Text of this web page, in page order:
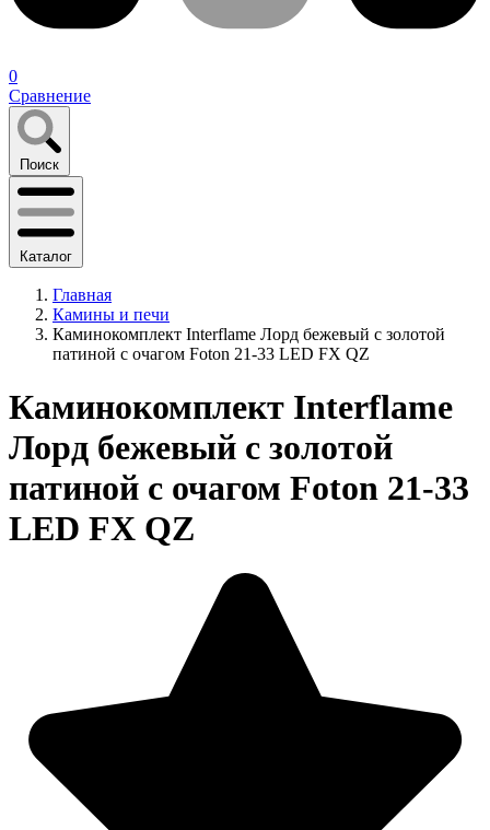
0
Сравнение
Поиск
Каталог
Главная
Камины и печи
Каминокомплект Interflame Лорд бежевый с золотой
патиной с очагом Foton 21-33 LED FX QZ
Каминокомплект Interflame
Лорд бежевый с золотой
патиной с очагом Foton 21-33
LED FX QZ